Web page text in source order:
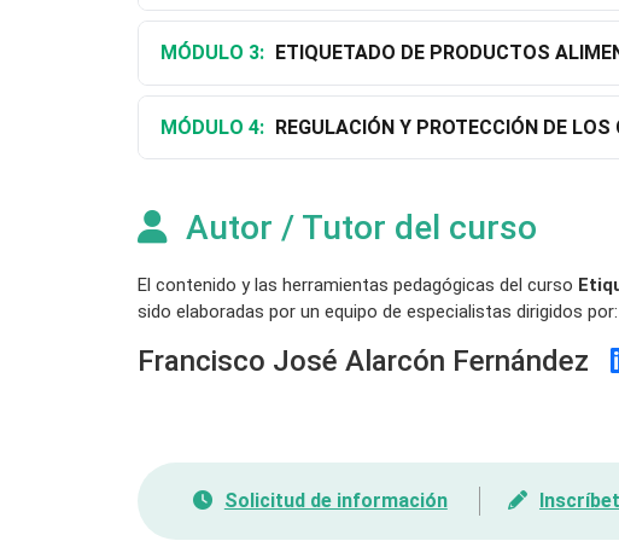
MÓDULO 3: ETIQUETADO DE PRODUCTOS
MÓDULO 4: REGULACIÓN Y PROTECCIÓN DE
Autor / Tutor del curso
El contenido y las herramientas pedagógicas del curso
sido elaboradas por un equipo de especialistas dirigidos por:
Francisco José Alarcón Fernández
Solicitud de información